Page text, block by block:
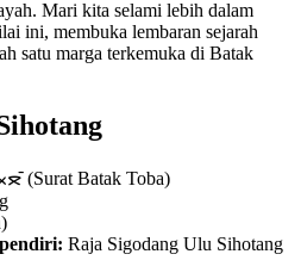
Mari kita selami lebih dalam
ini, membuka lembaran sejarah
satu marga terkemuka di Batak
(Surat Batak Toba)
Raja Sigodang Ulu Sihotang